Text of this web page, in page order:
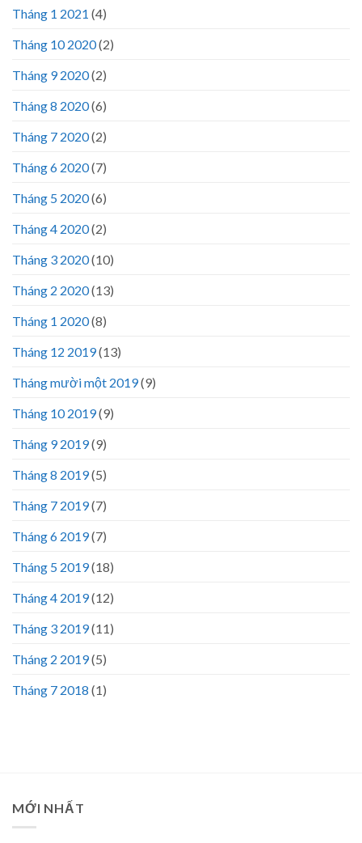
Tháng 1 2021 (4)
Tháng 10 2020(2)
Tháng 9 2020(2)
Tháng 8 2020(6)
Tháng 7 2020(2)
Tháng 6 2020(7)
Tháng 5 2020(6)
Tháng 4 2020(2)
Tháng 3 2020(10)
Tháng 2 2020(13)
Tháng 1 2020(8)
Tháng 12 2019(13)
Tháng mười một 2019(9)
Tháng 10 2019(9)
Tháng 9 2019(9)
Tháng 8 2019(5)
Tháng 7 2019(7)
Tháng 6 2019(7)
Tháng 5 2019(18)
Tháng 4 2019(12)
Tháng 3 2019(11)
Tháng 2 2019(5)
Tháng 7 2018 (1)
MỚI NHẤT